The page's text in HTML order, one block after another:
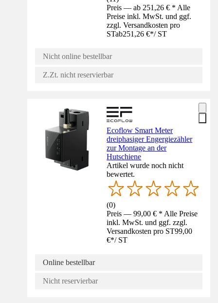
Preis — ab 251,26 € * Alle
Preise inkl. MwSt. und ggf.
zzgl. Versandkosten pro
STab251,26 €*/ ST
Nicht online bestellbar
Z.Zt. nicht reservierbar
Ecoflow Smart Meter
dreiphasiger Engergiezähler
zur Montage an der
Hutschiene
Artikel wurde noch nicht
bewertet.
(0)
Preis — 99,00 € * Alle Preise
inkl. MwSt. und ggf. zzgl.
Versandkosten pro ST99,00
€*/ ST
Online bestellbar
Nicht reservierbar